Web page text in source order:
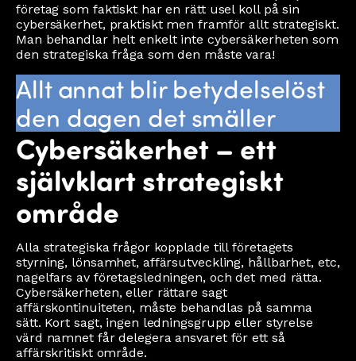
företag som faktiskt har en rätt usel koll på sin
cybersäkerhet, praktiskt men framför allt strategiskt.
Man behandlar helt enkelt inte cybersäkerheten som
den strategiska fråga som den måste vara!
Allt annat blir betydelselöst
den dagen det smäller
Cybersäkerhet – ett
självklart strategiskt
område
Alla strategiska frågor kopplade till företagets
styrning, lönsamhet, affärsutveckling, hållbarhet, etc,
nagelfars av företagsledningen, och det med rätta.
Cybersäkerheten, eller rättare sagt
affärskontinuiteten, måste behandlas på samma
sätt. Kort sagt, ingen ledningsgrupp eller styrelse
värd namnet får delegera ansvaret för ett så
affärskritiskt område.